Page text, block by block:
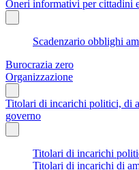
Oneri informativi per cittadini
Scadenzario obblighi
Burocrazia zero
Organizzazione
Titolari di incarichi politici, di
governo
Titolari di incarichi
Titolari di incarichi di